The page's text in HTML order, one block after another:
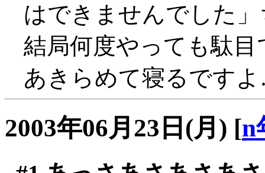
はできませんでした
結局何度やっても駄
あきらめて寝るです
2003年06月23日(月) [n